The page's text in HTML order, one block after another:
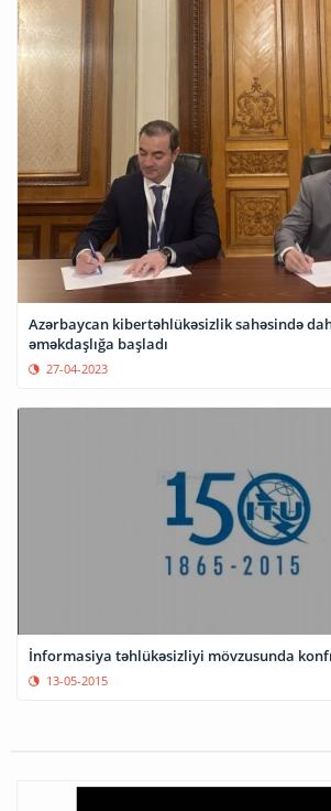
Azərbaycan kibertəhlükəsizlik sahəsində
əməkdaşlığa başladı
27-04-2023
İnformasiya təhlükəsizliyi mövzusunda
13-05-2015